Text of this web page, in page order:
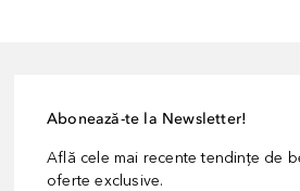
Abonează-te la Newsletter!
Află cele mai recente tendințe de
oferte exclusive.